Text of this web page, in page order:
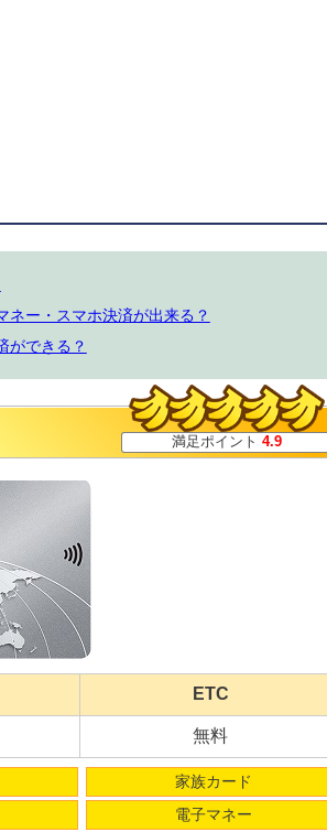
ネー・スマホ決済が出来る？
ができる？
満足ポイント 4.9
ETC
無料
家族カード
電子マネー